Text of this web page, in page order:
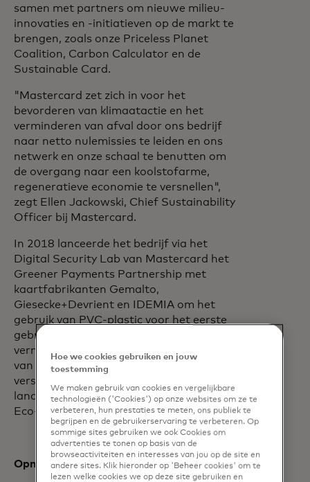
samen met partners om nieuwe milieu-
innovaties en -initiatieven op de markt te
brengen, zoals onze Priceless Planet
Coalition, Carbon Calculator en de
Sustainable Card.
"Mastercard zet zich in voor het
bevorderen van klimaatactie en het
verminderen van afval door ons bedrijf
naar netto nulemissies te leiden en ons
netwerk en onze schaal te benutten om
de overgang naar een koolstofarme,
regeneratieve economie te versnellen",
zegt Ellen Jackowski, Chief Sustainability
Officer bij Mastercard.
In 2018 lanceerde het bedrijf via het
Digital Security Lab van Mastercard het
Greener Payments Partnership met
kaartfabrikanten Gemalto,
Giesecke+Devrient en IDEMIA om het
gebruik van PVC-plastic voor het eerste
gebruik bij de productie van kaarten te
verminderen. De deelnemende banken
van Mastercard bestrijken meer dan 80
verschillende landen wereldwijd. Het
lanceerde in 2021 het Mastercard Card
Eco-Certification ("CEC") -systeem.
Opmerkingen van de partnerbanken:
Hoe we cookies gebruiken en jouw
toestemming
We maken gebruik van cookies en vergelijkbare
technologieën ('Cookies') op onze websites om ze te
verbeteren, hun prestaties te meten, ons publiek te
begrijpen en de gebruikerservaring te verbeteren. Op
sommige sites gebruiken we ook Cookies om
advertenties te tonen op basis van de
browseactiviteiten en interesses van jou op de site en
andere sites. Klik hieronder op 'Beheer cookies' om te
lezen welke cookies we op deze site gebruiken en